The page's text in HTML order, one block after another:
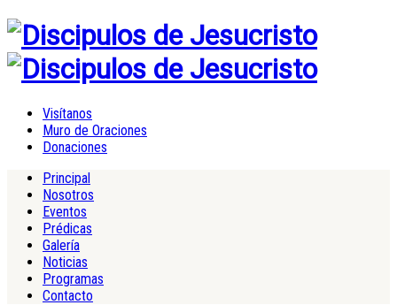
Visítanos
Muro de Oraciones
Donaciones
Principal
Nosotros
Eventos
Prédicas
Galería
Noticias
Programas
Contacto